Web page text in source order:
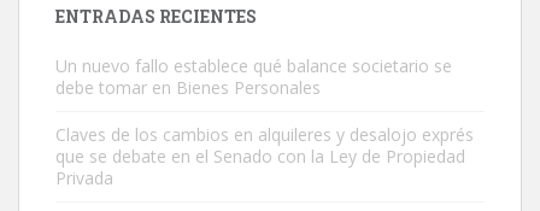
ENTRADAS RECIENTES
Un nuevo fallo establece qué balance societario se
debe tomar en Bienes Personales
Claves de los cambios en alquileres y desalojo exprés
que se debate en el Senado con la Ley de Propiedad
Privada